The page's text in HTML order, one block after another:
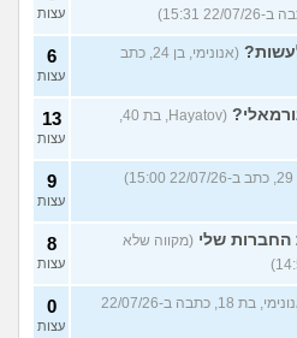
עצות
(אנונימי, בן 24, כתב
6
עצות
(Hayatov, בת 40,
13
עצות
9
עצות
שלי (מקווה שלא
8
עצות
(אנונימי, בת 18, כתבה ב-22/07/26
0
עצות